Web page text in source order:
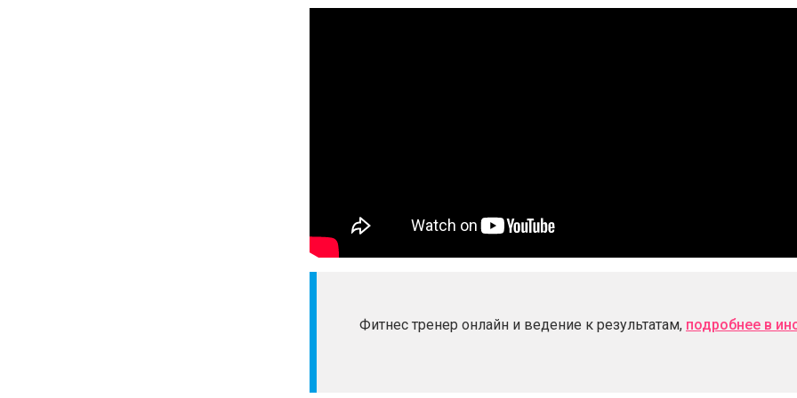
Фитнес тренер онлайн и ведение к результатам, подробнее в